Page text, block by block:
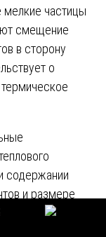
мелкие частицы
смещение
в сторону
о
содержании
и размере